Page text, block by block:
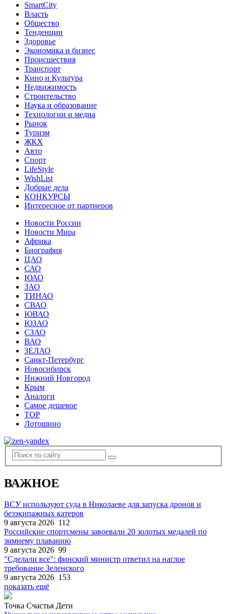
SmartCity
Власть
Общество
Тенденции
Здоровье
Экономика и бизнес
Происшествия
Транспорт
Кино и Культура
Недвижимость
Строительство
Наука и образование
Технологии и медиа
Рынок
Туризм
ЖКХ
Авто
Спорт
LifeStyle
WishList
Добрые дела
КОНКУРСЫ
Интересное от партнеров
Новости России
Новости Мира
Африка
Биография
ЦАО
САО
ЮАО
ЗАО
ТИНАО
СВАО
ЮВАО
ЮЗАО
СЗАО
ВАО
ЗЕЛАО
Санкт-Петербург
Новосибирск
Нижний Новгород
Крым
Аналоги
Самое дешевое
TOP
Лотошино
ВАЖНОЕ
ВСУ используют суда в Николаеве для запуска дронов и
безэкипажных катеров
9 августа 2026 112
Российские спортсмены завоевали 20 золотых медалей по
зимнему плаванию
9 августа 2026 99
"Сделали все": финский министр ответил на наглое
требование Зеленского
9 августа 2026 153
показать ещё
Точка Счастья Дети